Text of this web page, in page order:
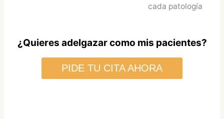
cada patología
¿Quieres adelgazar como mis pacientes?
PIDE TU CITA AHORA